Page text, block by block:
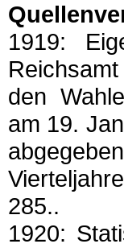
1919:
den
am 19.
285..
1920: